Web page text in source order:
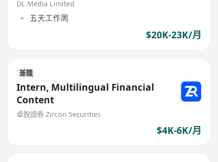
DL Media Limited
五天工作周
$20K-23K/月
兼職
Intern, Multilingual Financial
Content
卓銳證券 Zircon Securities
$4K-6K/月